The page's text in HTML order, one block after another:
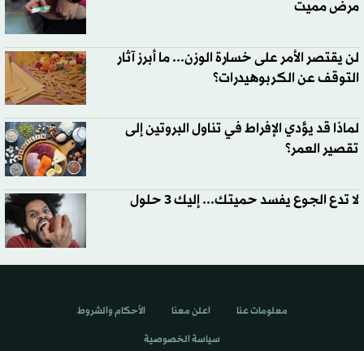
مرض مميت
لن يقتصر الأمر على خسارة الوزن... ما أبرز آثار
التوقف عن الكربوهيدرات؟
لماذا قد يؤدي الإفراط في تناول البروتين إلى
تقصير العمر؟
لا تدع الجوع يفسد حميتك... إليك 3 حلول
معلومات عنا اعلن معنا الأحكام والشروط
سياسة الخصوصية